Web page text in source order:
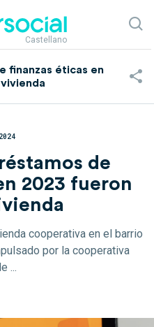
Castellano
finanzas éticas en
de
2023 fueron
cooperativa en el barrio
por la cooperativa
...